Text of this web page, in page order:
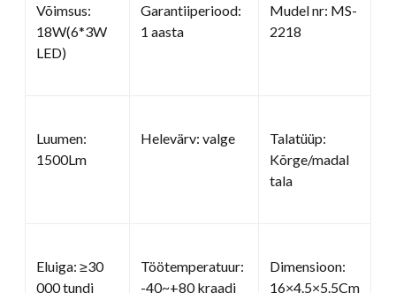
Võimsus:
18W(6*3W
LED)
Garantiiperiood:
1 aasta
Mudel nr: MS-
2218
Luumen:
1500Lm
Helevärv: valge
Talatüüp:
Kõrge/madal
tala
Eluiga: ≥30
000 tundi
Töötemperatuur:
-40~+80 kraadi
Dimensioon:
16×4.5×5.5Cm